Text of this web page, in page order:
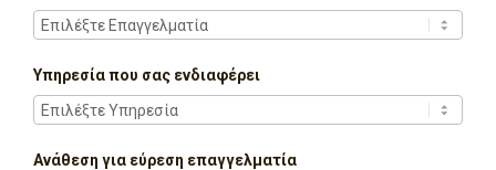
Υπηρεσία που σας ενδιαφέρει
Ανάθεση για εύρεση επαγγελματία